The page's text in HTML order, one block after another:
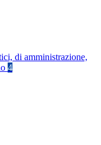
di amministrazione,
4